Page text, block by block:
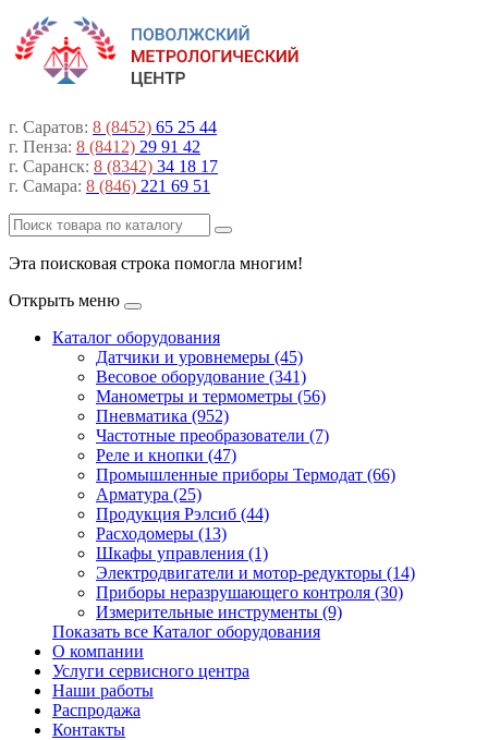
г. Саратов: 8 (8452) 65 25 44
г. Пенза: 8 (8412) 29 91 42
г. Саранск: 8 (8342) 34 18 17
г. Самара: 8 (846) 221 69 51
Эта поисковая строка помогла многим!
Открыть меню
Каталог оборудования
Датчики и уровнемеры (45)
Весовое оборудование (341)
Манометры и термометры (56)
Пневматика (952)
Частотные преобразователи (7)
Реле и кнопки (47)
Промышленные приборы Термодат (66)
Арматура (25)
Продукция Рэлсиб (44)
Расходомеры (13)
Шкафы управления (1)
Электродвигатели и мотор-редукторы (14)
Приборы неразрушающего контроля (30)
Измерительные инструменты (9)
Показать все Каталог оборудования
О компании
Услуги сервисного центра
Наши работы
Распродажа
Контакты